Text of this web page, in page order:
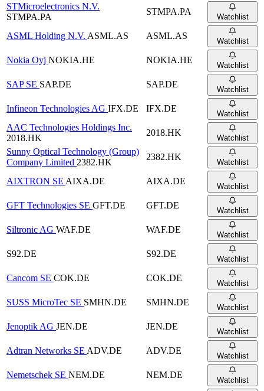
STMicroelectronics N.V.
STMPA.PA
STMPA.PA
Watchlist
ASML Holding N.V. ASML.AS ASML.AS
Watchlist
Nokia Oyj NOKIA.HE NOKIA.HE
Watchlist
SAP SE SAP.DE SAP.DE
Watchlist
Infineon Technologies AG IFX.DE IFX.DE
Watchlist
AAC Technologies Holdings Inc.
2018.HK
2018.HK
Watchlist
Sunny Optical Technology (Group)
Company Limited 2382.HK
2382.HK
Watchlist
AIXTRON SE AIXA.DE AIXA.DE
Watchlist
GFT Technologies SE GFT.DE GFT.DE
Watchlist
Siltronic AG WAF.DE WAF.DE
Watchlist
S92.DE S92.DE
Watchlist
Cancom SE COK.DE COK.DE
Watchlist
SUSS MicroTec SE SMHN.DE SMHN.DE
Watchlist
Jenoptik AG JEN.DE JEN.DE
Watchlist
Adtran Networks SE ADV.DE ADV.DE
Watchlist
Nemetschek SE NEM.DE NEM.DE
Watchlist